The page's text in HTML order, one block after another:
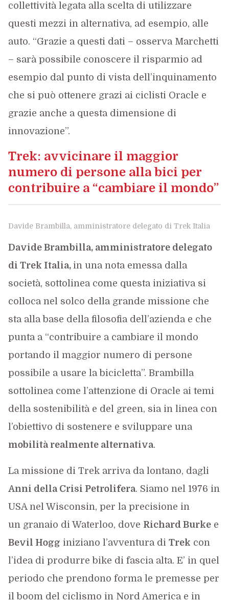
collettività legata alla scelta di utilizzare
questi mezzi in alternativa, ad esempio, alle
auto. “Grazie a questi dati – osserva Marchetti
– sarà possibile conoscere il risparmio ad
esempio dal punto di vista dell’inquinamento
che si può ottenere grazi ai ciclisti Oracle e
grazie anche a questa dimensione di
innovazione”.
Trek: avvicinare il maggior
numero di persone alla bici per
contribuire a “cambiare il mondo”
Davide Brambilla, amministratore delegato di Trek Italia
Davide Brambilla, amministratore delegato
di Trek Italia, in una nota emessa dalla
società, sottolinea come questa iniziativa si
colloca nel solco della grande missione che
sta alla base della filosofia dell’azienda e che
punta a “contribuire a cambiare il mondo
portando il maggior numero di persone
possibile a usare la bicicletta”. Brambilla
sottolinea come l’attenzione di Oracle ai temi
della sostenibilità e del green, sia in linea con
l’obiettivo di sostenere e sviluppare una
mobilità realmente alternativa.
La missione di Trek arriva da lontano, dagli
Anni della Crisi Petrolifera. Siamo nel 1976 in
USA nel Wisconsin, per la precisione in
un granaio di Waterloo, dove Richard Burkee
Bevil Hogg iniziano l’avventura di Trek con
l’idea di produrre bike di fascia alta. E’ in quel
periodo che prendono forma le premesse per
il boom del ciclismo in Nord America e in